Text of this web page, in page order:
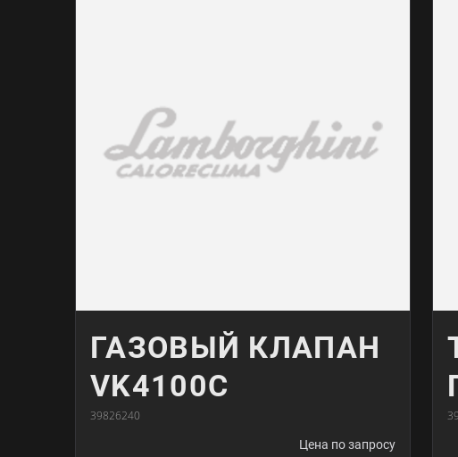
ГАЗОВЫЙ КЛАПАН
VK4100C
39826240
Цена по запросу